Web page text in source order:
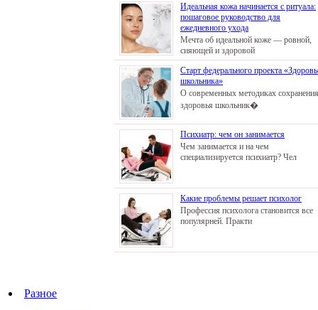
Идеальная кожа начинается с ритуала:
пошаговое руководство для
ежедневного ухода
Мечта об идеальной коже — ровной,
сияющей и здоровой
Старт федерального проекта
школьника»
О современных методиках сохранения
здоровья школьник�
Психиатр: чем он занимается
Чем занимается и на чем
специализируется психиатр? Чел
Какие проблемы решает психолог
Профессия психолога становится все
популярней. Практи
Разное